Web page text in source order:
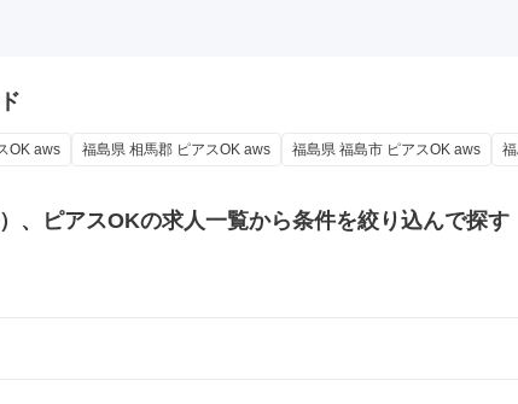
OK aws 福島県 相馬郡 ピアスOK aws 福島県 福島市 ピアスOK aws
、ピアスOKの求人一覧から条件を絞り込んで探す